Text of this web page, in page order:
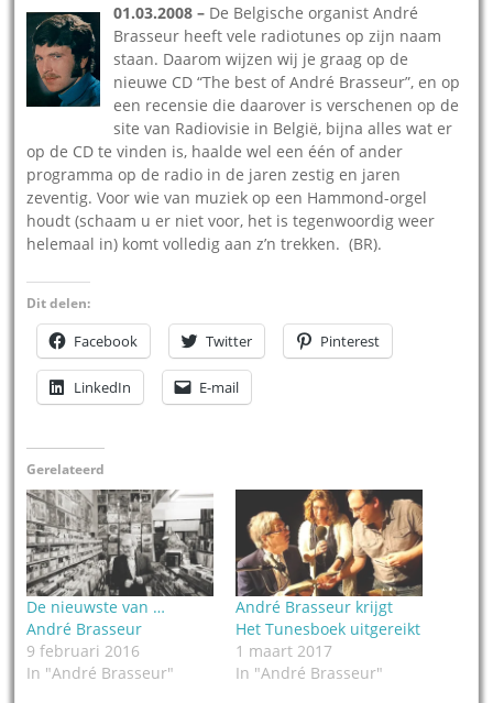
01.03.2008 – De Belgische organist André
Brasseur heeft vele radiotunes op zijn naam
staan. Daarom wijzen wij je graag op de
nieuwe CD “The best of André Brasseur”, en op
een recensie die daarover is verschenen op de
site van Radiovisie in België, bijna alles wat er
op de CD te vinden is, haalde wel een één of ander
programma op de radio in de jaren zestig en jaren
zeventig. Voor wie van muziek op een Hammond-orgel
houdt (schaam u er niet voor, het is tegenwoordig weer
helemaal in) komt volledig aan z’n trekken. (BR).
Dit delen:
Facebook Twitter Pinterest
LinkedIn E-mail
Gerelateerd
De nieuwste van …
André Brasseur
9 februari 2016
In "André Brasseur"
André Brasseur krijgt
Het Tunesboek uitgereikt
1 maart 2017
In "André Brasseur"